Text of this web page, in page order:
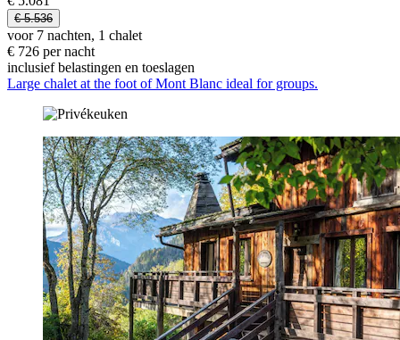
€ 5.536
voor 7 nachten, 1 chalet
€ 726 per nacht
inclusief belastingen en toeslagen
Large chalet at the foot of Mont Blanc ideal for groups.